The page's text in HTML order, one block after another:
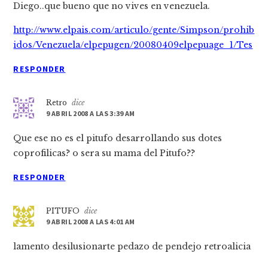
Diego..que bueno que no vives en venezuela.
http://www.elpais.com/articulo/gente/Simpson/prohib
idos/Venezuela/elpepugen/20080409elpepuage_1/Tes
RESPONDER
Retro
dice
9 ABRIL 2008 A LAS 3:39 AM
Que ese no es el pitufo desarrollando sus dotes
coprofilicas? o sera su mama del Pitufo??
RESPONDER
PITUFO
dice
9 ABRIL 2008 A LAS 4:01 AM
lamento desilusionarte pedazo de pendejo retroalicia